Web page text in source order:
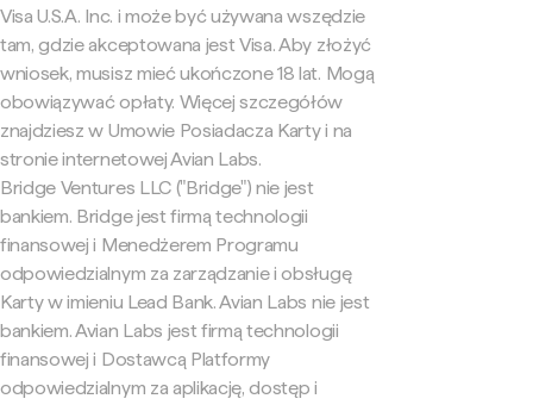
Visa U.S.A. Inc. i może być używana wszędzie
tam, gdzie akceptowana jest Visa. Aby złożyć
wniosek, musisz mieć ukończone 18 lat. Mogą
obowiązywać opłaty. Więcej szczegółów
znajdziesz w Umowie Posiadacza Karty i na
stronie internetowej Avian Labs.
Bridge Ventures LLC ("Bridge") nie jest
bankiem. Bridge jest firmą technologii
finansowej i Menedżerem Programu
odpowiedzialnym za zarządzanie i obsługę
Karty w imieniu Lead Bank. Avian Labs nie jest
bankiem. Avian Labs jest firmą technologii
finansowej i Dostawcą Platformy
odpowiedzialnym za aplikację, dostęp i